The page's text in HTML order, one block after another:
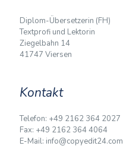
Diplom-Übersetzerin (FH)
Textprofi und Lektorin
Ziegelbahn 14
41747 Viersen
Kontakt
Telefon: +49 2162 364 2027
Fax: +49 2162 364 4064
E-Mail: info@copyedit24.com